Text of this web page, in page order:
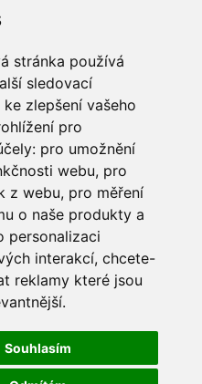
stránka používá
sledovací
zlepšení vašeho
pro
pro umožnění
webu, pro
z webu, pro měření
o naše produkty a
personalizaci
interakcí, chcete-
reklamy které jsou
.
Souhlasím
Chcete
Martina Chalupu:
šíření či dalšího užití a
materiálů bez písemného
Čtenář svým přihlášením
souhlas s tím, že v případě, že
být jeho jméno na webu